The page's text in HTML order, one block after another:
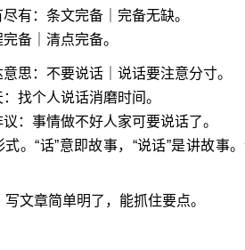
有：条文完备｜完备无缺。
备｜清点完备。
思：不要说话｜说话要注意分寸。
找个人说话消磨时间。
：事情做不好人家可要说话了。
。“话”意即故事，“说话”是讲故事
写文章简单明了，能抓住要点。